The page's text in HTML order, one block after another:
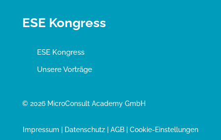
ESE Kongress
ESE Kongress
Unsere Vorträge
© 2026 MicroConsult Academy GmbH
Impressum | Datenschutz| AGB| Cookie-Einstellungen